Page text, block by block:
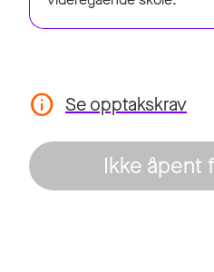
Se opptakskrav
Ikke åpent